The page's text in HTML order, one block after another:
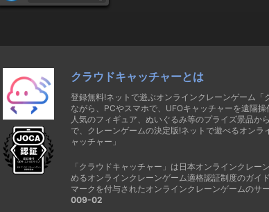
クラウドキャッチャーとは
登録無料!ネットで遊ぶオンラインクレーンゲーム「
ながら、PCやスマホで、UFOキャッチャーを遠隔操
人気のフィギュア、ぬいぐるみ等のプライズ景品か
で、クレーンゲームの決定版!ネットで遊べるオンラ
ャッチャー」
「クラウドキャッチャー」は日本オンラインクレー
めるオンラインクレーンゲーム適格認証制度のガイ
マークを付与されたオンラインクレーンゲームのサー
009-02